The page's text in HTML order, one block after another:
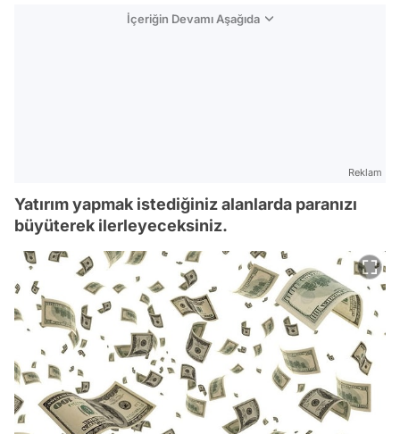
İçeriğin Devamı Aşağıda
Reklam
Yatırım yapmak istediğiniz alanlarda paranızı
büyüterek ilerleyeceksiniz.